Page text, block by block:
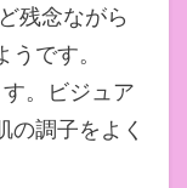
残念ながら
です。
。ビジュア
の調子をよく